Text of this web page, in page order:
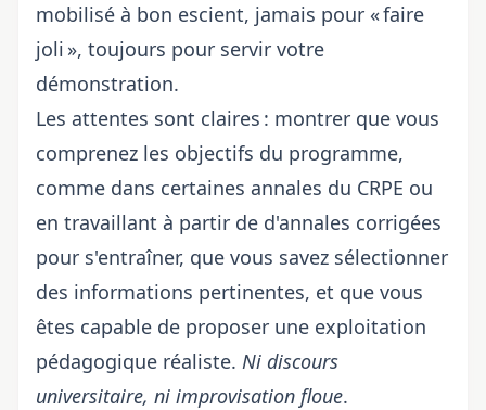
mobilisé à bon escient, jamais pour « faire
joli », toujours pour servir votre
démonstration.
Les attentes sont claires : montrer que vous
comprenez les objectifs du programme,
comme dans certaines annales du CRPE ou
en travaillant à partir de d'annales corrigées
pour s'entraîner, que vous savez sélectionner
des informations pertinentes, et que vous
êtes capable de proposer une exploitation
pédagogique réaliste. Ni discours
universitaire, ni improvisation floue.